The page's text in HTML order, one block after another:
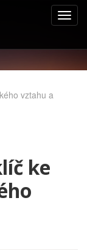
vztahu a
ke